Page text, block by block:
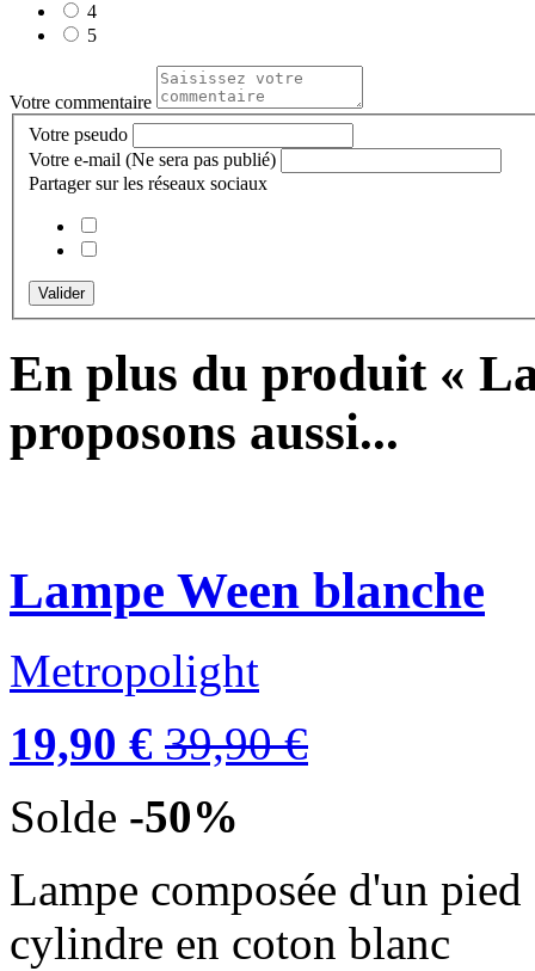
4
5
Votre commentaire
Votre pseudo
Votre e-mail (Ne sera pas publié)
Partager sur les réseaux sociaux
Valider
En plus du produit «
proposons aussi...
Lampe Ween blanche
Metropolight
19,90 € 39,90 €
Solde -50%
Lampe composée d'un
cylindre en coton blanc